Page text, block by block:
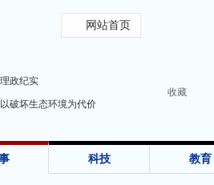
网站首页
政纪实
破坏生态环境为代价
收藏
科技 教育